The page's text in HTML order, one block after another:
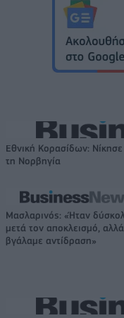
Εθνική Κορασίδων: Νίκησε
τη Νορβηγία
Μασλαρινός: «Ήταν
μετά τον αποκλεισμό, αλλά
βγάλαμε αντίδραση»